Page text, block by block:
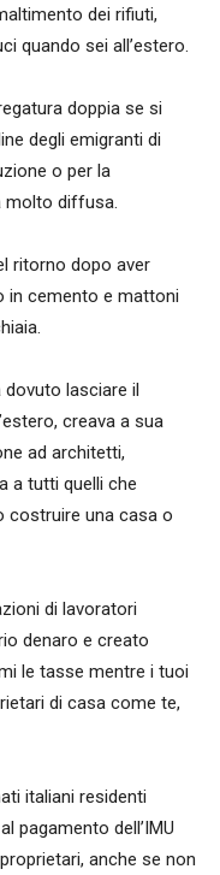
dei rifiuti,
quando sei all’estero.
doppia se si
degli emigranti di
o per la
molto diffusa.
ritorno dopo aver
in cemento e mattoni
dovuto lasciare il
creava a sua
ad architetti,
a tutti quelli che
costruire una casa o
di lavoratori
denaro e creato
le tasse mentre i tuoi
di casa come te,
italiani residenti
pagamento dell’IMU
anche se non